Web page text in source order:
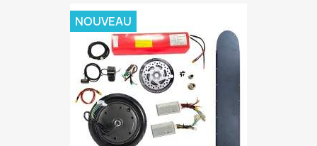
NOUVEAU